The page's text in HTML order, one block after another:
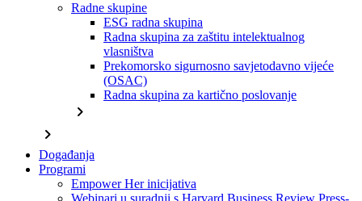
Radne skupine
ESG radna skupina
Radna skupina za zaštitu intelektualnog
vlasništva
Prekomorsko sigurnosno savjetodavno vijeće
(OSAC)
Radna skupina za kartično poslovanje
chevron_right
chevron_right
Događanja
Programi
Empower Her inicijativa
Webinari u suradnji s Harvard Business Review Press-